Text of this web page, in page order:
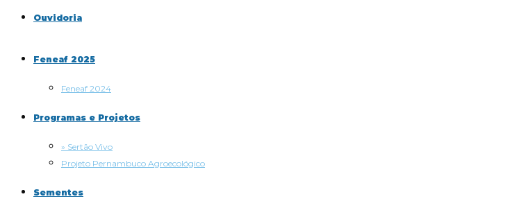
Ouvidoria
Feneaf 2025
Feneaf 2024
Programas e Projetos
» Sertão Vivo
Projeto Pernambuco Agroecológico
Sementes